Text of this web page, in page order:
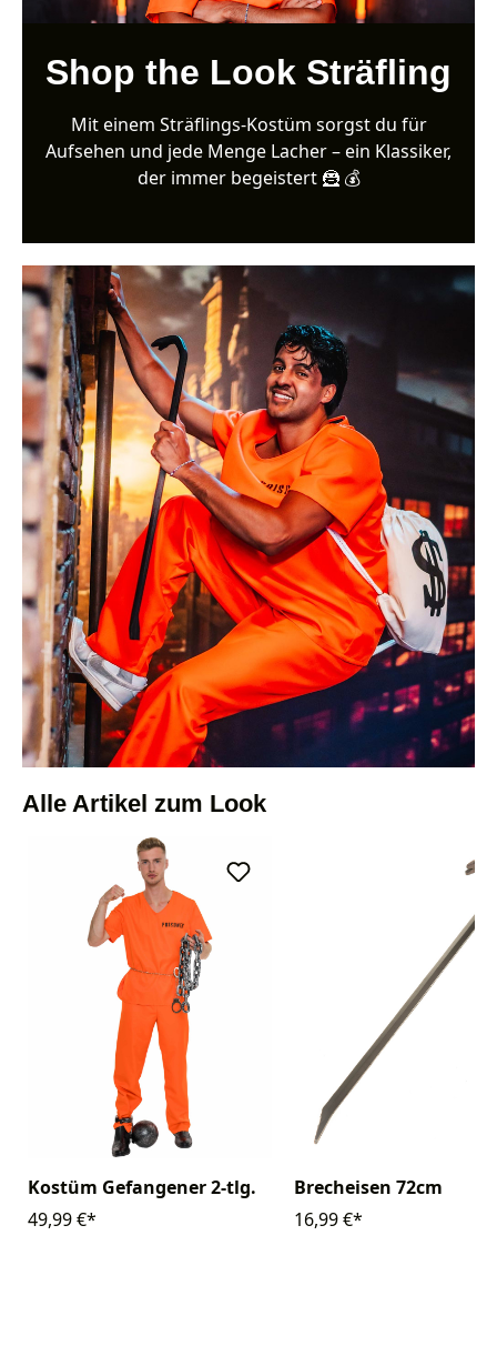
Shop the Look Sträfling
Mit einem Sträflings-Kostüm sorgst du für
Aufsehen und jede Menge Lacher – ein Klassiker,
der immer begeistert 🦹 💰
Alle Artikel zum Look
Kostüm Gefangener 2-tlg.
49,99 €*
Brecheisen 72cm
16,99 €*